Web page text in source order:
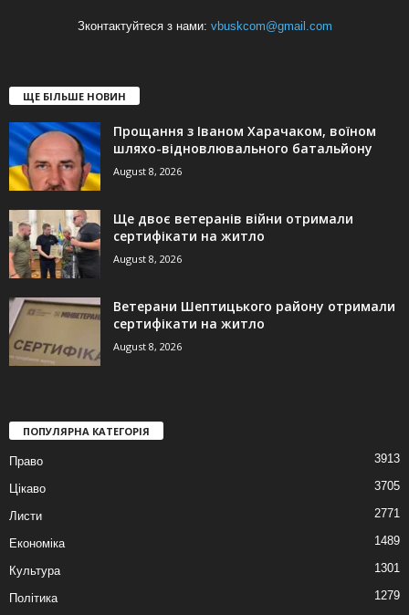
Зконтактуйтеся з нами: vbuskcom@gmail.com
ЩЕ БІЛЬШЕ НОВИН
Прощання з Іваном Харачаком, воїном
шляхо-відновлювального батальйону
August 8, 2026
Ще двоє ветеранів війни отримали
сертифікати на житло
August 8, 2026
Ветерани Шептицького району отримали
сертифікати на житло
August 8, 2026
ПОПУЛЯРНА КАТЕГОРІЯ
Право 3913
Цікаво 3705
Листи 2771
Економіка 1489
Культура 1301
Політика 1279